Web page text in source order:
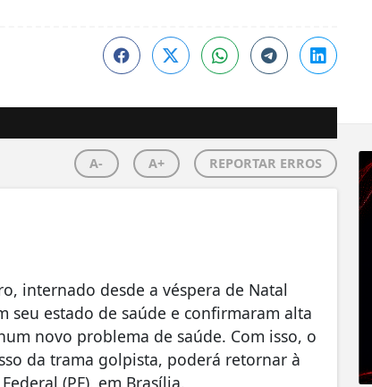
A- A+ REPORTAR ERROS
internado desde a véspera de Natal
seu estado de saúde e confirmaram alta
novo problema de saúde. Com isso, o
da trama golpista, poderá retornar à
(PF), em Brasília.